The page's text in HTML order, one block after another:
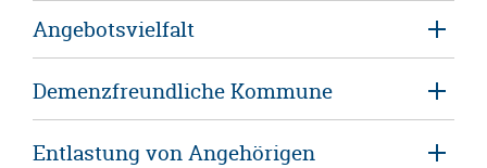
Angebotsvielfalt
Demenzfreundliche Kommune
Entlastung von Angehörigen